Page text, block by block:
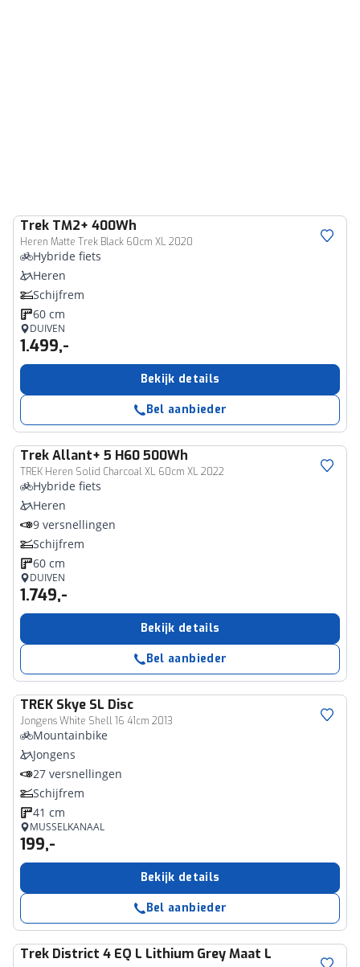
Trek TM2+ 400Wh
Heren Matte Trek Black 60cm XL 2020
Hybride fiets
Heren
Schijfrem
60 cm
DUIVEN
1.499,-
Bekijk details
Bel aanbieder
TrekAllant+ 5 H60 500Wh
TREK Heren Solid Charcoal XL 60cm XL 2022
Hybride fiets
Heren
9 versnellingen
Schijfrem
60 cm
DUIVEN
1.749,-
Bekijk details
Bel aanbieder
TREK Skye SL Disc
Jongens White Shell 16 41cm 2013
Mountainbike
Jongens
27 versnellingen
Schijfrem
41 cm
MUSSELKANAAL
199,-
Bekijk details
Bel aanbieder
Trek District 4 EQ L Lithium Grey Maat L